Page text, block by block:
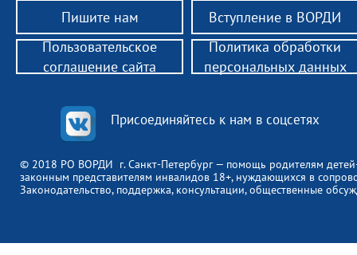
Пишите нам Вступление в ВОРДИ
© 2018 РО ВОРДИ г. Санкт-Петербург — помощь родителям
законным представителям инвалидов 18+, нуждающихся в
Законодательство, поддержка, консультации, общественные
Присоединяйтесь к нам в соцсетях
Пользовательское
соглашение сайта
Политика обработки
персональных данных